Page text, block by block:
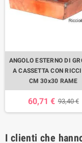
ANGOLO ESTERNO DI
A CASSETTA CON
CM 30x30 RAME
60,71 € 93,40 €
I clienti che